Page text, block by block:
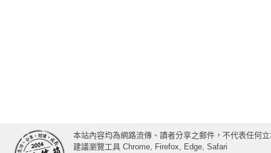
本站內容均為網路流傳、讀者分享之郵件，不代表任何
建議瀏覽工具 Chrome, Firefox, Edge, Safari